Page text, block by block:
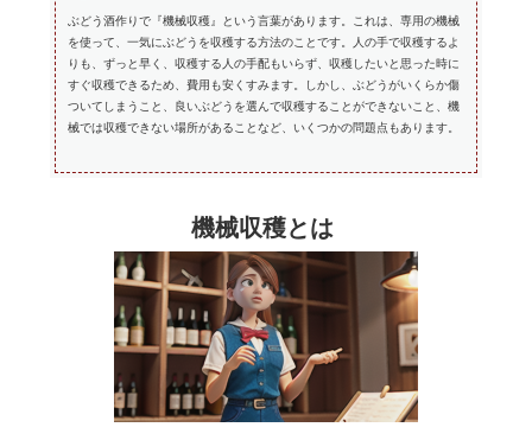
ぶどう酒作りで『機械収穫』という言葉があります。これは、専用の機械
を使って、一気にぶどうを収穫する方法のことです。人の手で収穫するよ
りも、ずっと早く、収穫する人の手配もいらず、収穫したいと思った時に
すぐ収穫できるため、費用も安くすみます。しかし、ぶどうがいくらか傷
ついてしまうこと、良いぶどうを選んで収穫することができないこと、機
械では収穫できない場所があることなど、いくつかの問題点もあります。
機械収穫とは